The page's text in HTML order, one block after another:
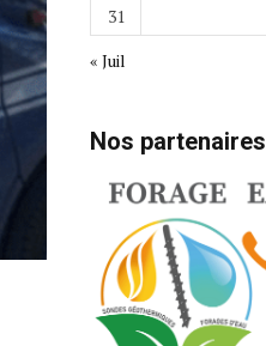
31
« Juil
Nos partenaires